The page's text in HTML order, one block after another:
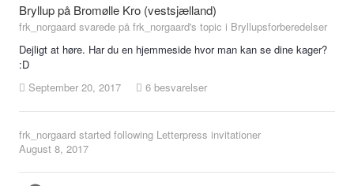
Bryllup på Bromølle Kro (vestsjælland)
frk_norgaard svarede på frk_norgaard's topic i Bryllupsforberedelser
Dejligt at høre. Har du en hjemmeside hvor man kan se dine kager?
:D
September 20, 2017
6 besvarelser
frk_norgaard started following Letterpress invitationer
August 8, 2017